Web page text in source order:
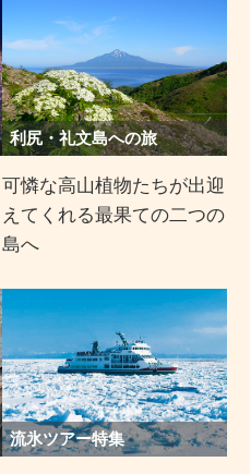
利尻・礼文島への旅
可憐な高山植物たちが出迎
えてくれる最果ての二つの
島へ
流氷ツアー特集